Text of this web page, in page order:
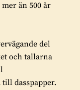
än 500 år
del
och tallarna
dasspapper.